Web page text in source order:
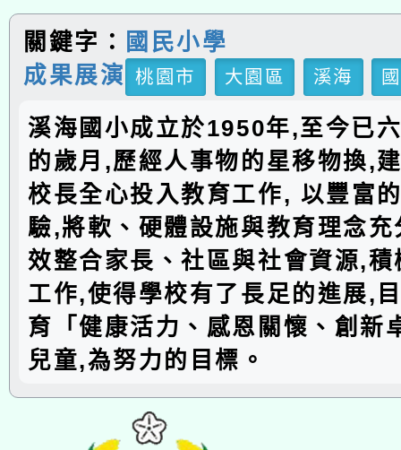
關鍵字：
國民小學
成果展演
桃園市 大園區 溪海
溪海國小成立於1950年,至今已
的歲月,歷經人事物的星移物換,
校長全心投入教育工作, 以豐富
驗,將軟、硬體設施與教育理念
效整合家長、社區與社會資源,
工作,使得學校有了長足的進展,
育「健康活力、感恩關懷、創新
兒童,為努力的目標。